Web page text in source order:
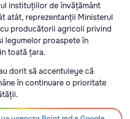
instituțiilor de învățământ
atât, reprezentanții Ministerul
producătorii agricoli privind
legumelor proaspete în
toată țara.
dorit să accentuieye că
în continuare o prioritate